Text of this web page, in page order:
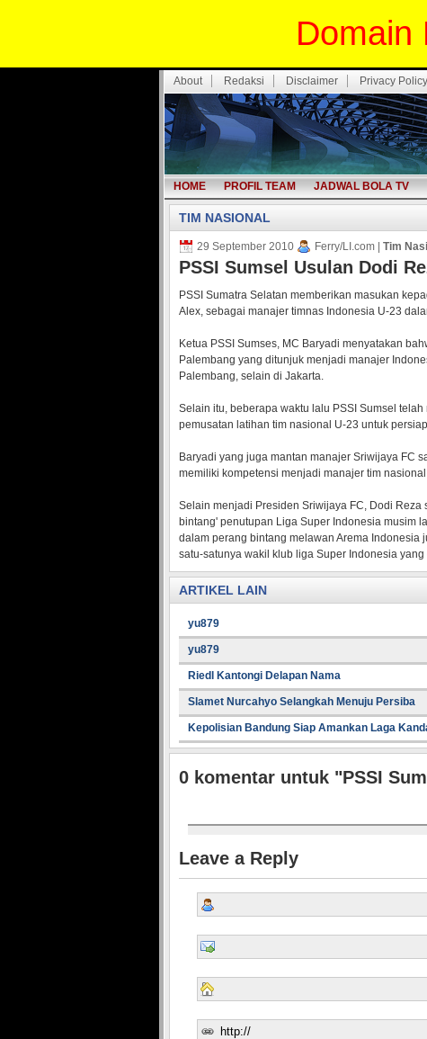
Domain
About Redaksi Disclaimer Privacy Policy
HOME PROFIL TEAM JADWAL BOLA TV
TIM NASIONAL
29 September 2010 Ferry/LI.com | Tim
PSSI Sumsel Usulan Dodi
PSSI Sumatra Selatan memberikan masukan
Alex, sebagai manajer timnas Indonesia U-23
Ketua PSSI Sumses, MC Baryadi menyatakan
Palembang yang ditunjuk menjadi manajer
Palembang, selain di Jakarta.
Selain itu, beberapa waktu lalu PSSI Sumsel
pemusatan latihan tim nasional U-23 untuk
Baryadi yang juga mantan manajer Sriwijaya FC
memiliki kompetensi menjadi manajer tim
Selain menjadi Presiden Sriwijaya FC, Dodi
bintang' penutupan Liga Super Indonesia musim
dalam perang bintang melawan Arema Indonesia
satu-satunya wakil klub liga Super Indonesia
ARTIKEL LAIN
yu879
yu879
Riedl Kantongi Delapan Nama
Slamet Nurcahyo Selangkah Menuju Persiba
Kepolisian Bandung Siap Amankan Laga
0 komentar untuk "PSSI
Leave a Reply